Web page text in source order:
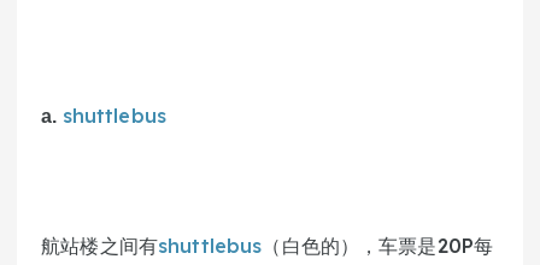
a. shuttlebus
航站楼之间有shuttlebus （白色的），车票是20P每